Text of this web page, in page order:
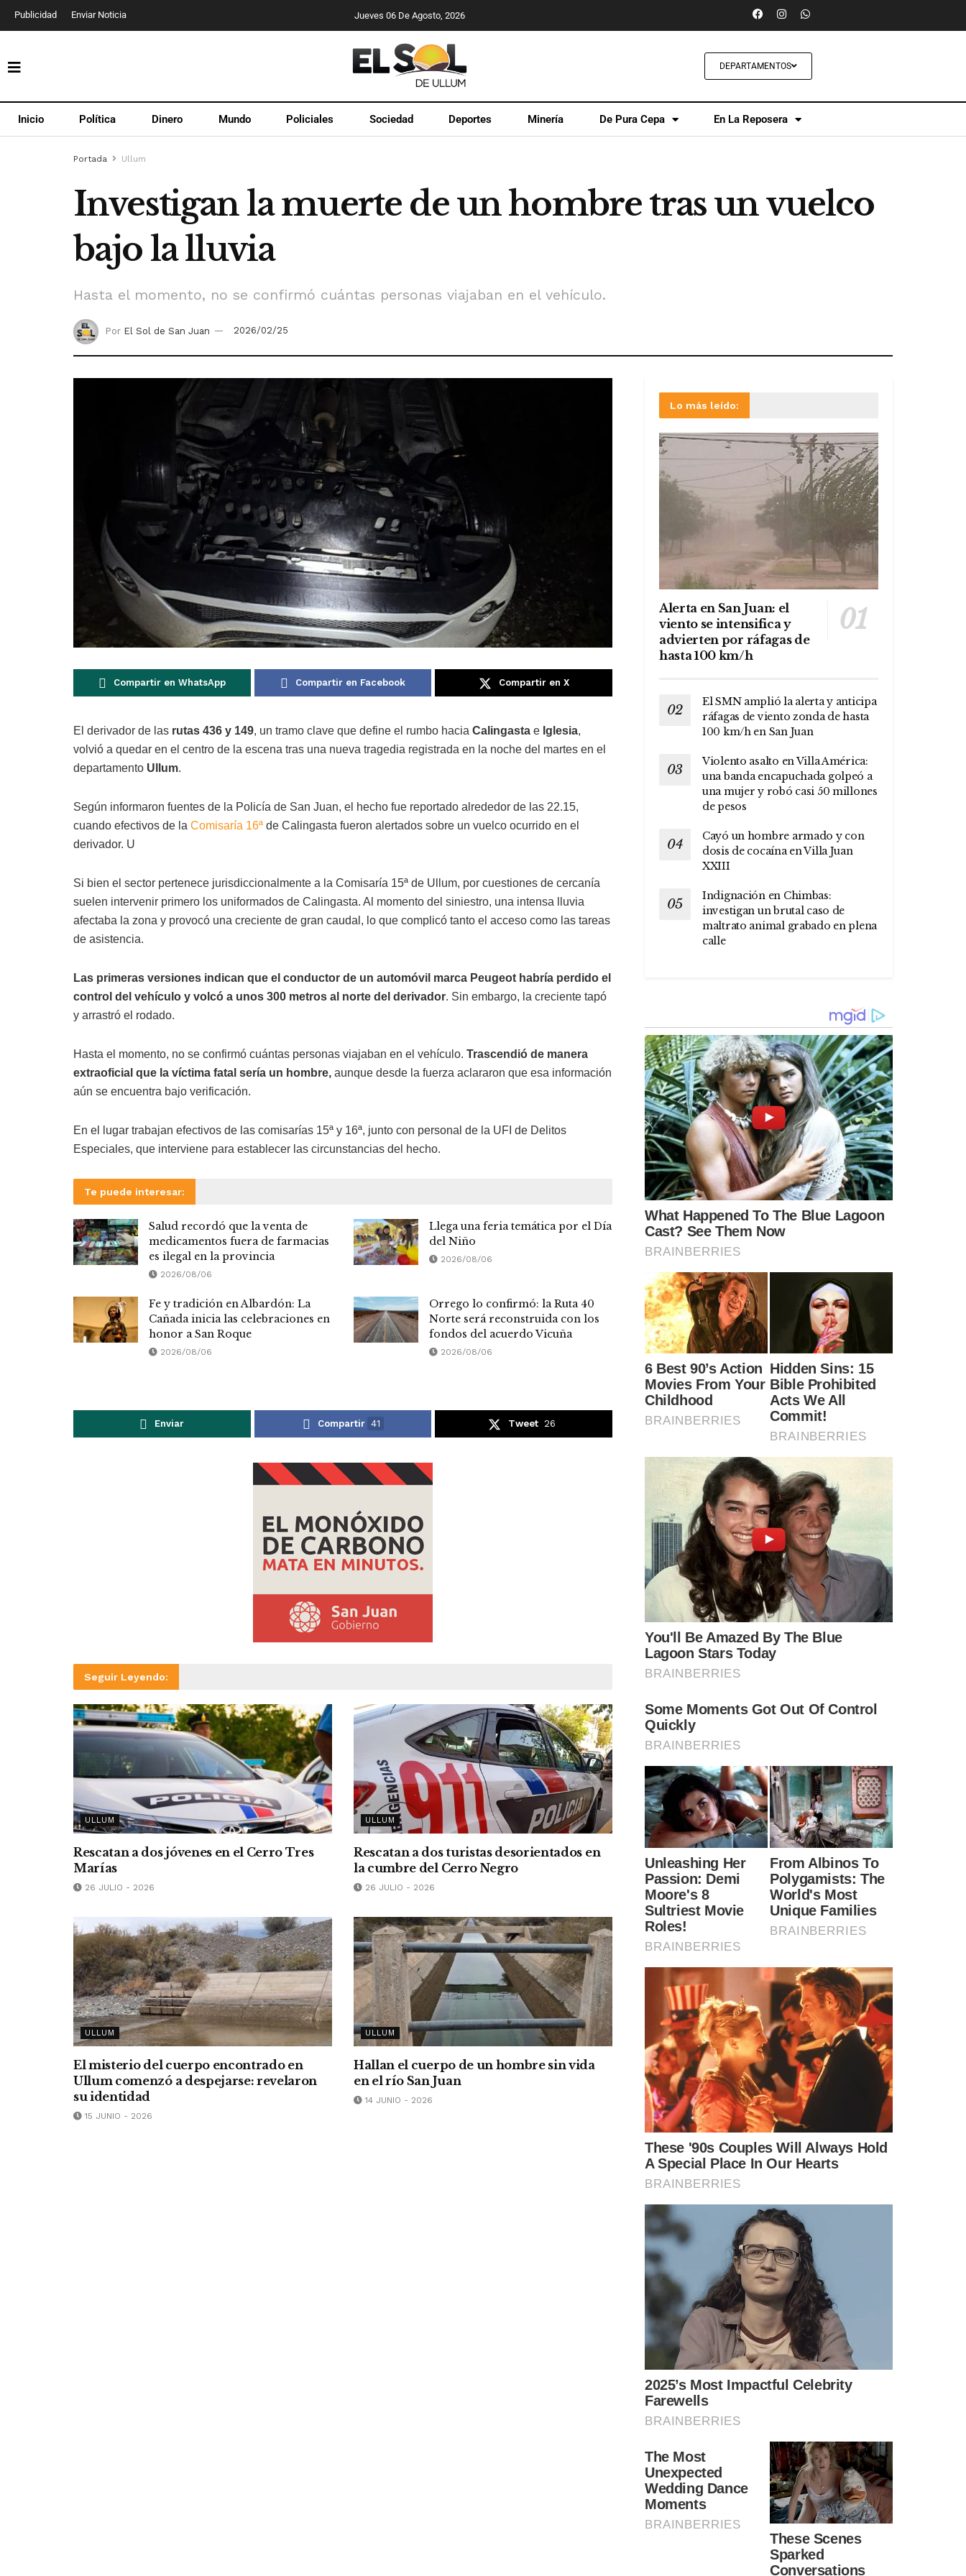
Publicidad Enviar Noticia Jueves 06 De Agosto, 2026
DEPARTAMENTOS
Inicio Política Dinero Mundo Policiales Sociedad Deportes Minería De Pura Cepa En La Reposera
Portada Ullum
Investigan la muerte de un hombre tras un vuelco
bajo la lluvia
Hasta el momento, no se confirmó cuántas personas viajaban en el vehículo.
Por El Sol de San Juan 2026/02/25
Compartir en WhatsApp Compartir en Facebook Compartir en X
El derivador de las rutas 436 y 149, un tramo clave que define el rumbo hacia Calingasta e Iglesia,
volvió a quedar en el centro de la escena tras una nueva tragedia registrada en la noche del martes en el
departamento Ullum.
Según informaron fuentes de la Policía de San Juan, el hecho fue reportado alrededor de las 22.15,
cuando efectivos de la Comisaría 16ª de Calingasta fueron alertados sobre un vuelco ocurrido en el
derivador. U
Si bien el sector pertenece jurisdiccionalmente a la Comisaría 15ª de Ullum, por cuestiones de cercanía
suelen intervenir primero los uniformados de Calingasta. Al momento del siniestro, una intensa lluvia
afectaba la zona y provocó una creciente de gran caudal, lo que complicó tanto el acceso como las tareas
de asistencia.
Las primeras versiones indican que el conductor de un automóvil marca Peugeot habría perdido el
control del vehículo y volcó a unos 300 metros al norte del derivador. Sin embargo, la creciente tapó
y arrastró el rodado.
Hasta el momento, no se confirmó cuántas personas viajaban en el vehículo. Trascendió de manera
extraoficial que la víctima fatal sería un hombre, aunque desde la fuerza aclararon que esa información
aún se encuentra bajo verificación.
En el lugar trabajan efectivos de las comisarías 15ª y 16ª, junto con personal de la UFI de Delitos
Especiales, que interviene para establecer las circunstancias del hecho.
Te puede interesar:
Salud recordó que la venta de
medicamentos fuera de farmacias
es ilegal en la provincia
2026/08/06
Llega una feria temática por el Día
del Niño
2026/08/06
Fe y tradición en Albardón: La
Cañada inicia las celebraciones en
honor a San Roque
2026/08/06
Orrego lo confirmó: la Ruta 40
Norte será reconstruida con los
fondos del acuerdo Vicuña
2026/08/06
Enviar Compartir 41 Tweet 26
Seguir Leyendo:
ULLUM
Rescatan a dos jóvenes en el Cerro Tres
Marías
26 JULIO - 2026
ULLUM
Rescatan a dos turistas desorientados en
la cumbre del Cerro Negro
26 JULIO - 2026
ULLUM
El misterio del cuerpo encontrado en
Ullum comenzó a despejarse: revelaron
su identidad
15 JUNIO - 2026
ULLUM
Hallan el cuerpo de un hombre sin vida
en el río San Juan
14 JUNIO - 2026
Lo más leído:
Alerta en San Juan: el
viento se intensifica y
advierten por ráfagas de
hasta 100 km/h
El SMN amplió la alerta y anticipa
ráfagas de viento zonda de hasta
100 km/h en San Juan
Violento asalto en Villa América:
una banda encapuchada golpeó a
una mujer y robó casi 50 millones
de pesos
Cayó un hombre armado y con
dosis de cocaína en Villa Juan
XXIII
Indignación en Chimbas:
investigan un brutal caso de
maltrato animal grabado en plena
calle